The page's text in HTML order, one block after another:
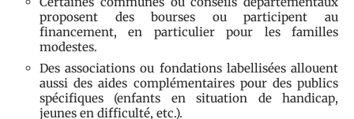
proposent des bourses ou participent au
financement, en particulier pour les familles
modestes.
Des associations ou fondations labellisées allouent
aussi des aides complémentaires pour des publics
spécifiques (enfants en situation de handicap,
jeunes en difficulté, etc.).